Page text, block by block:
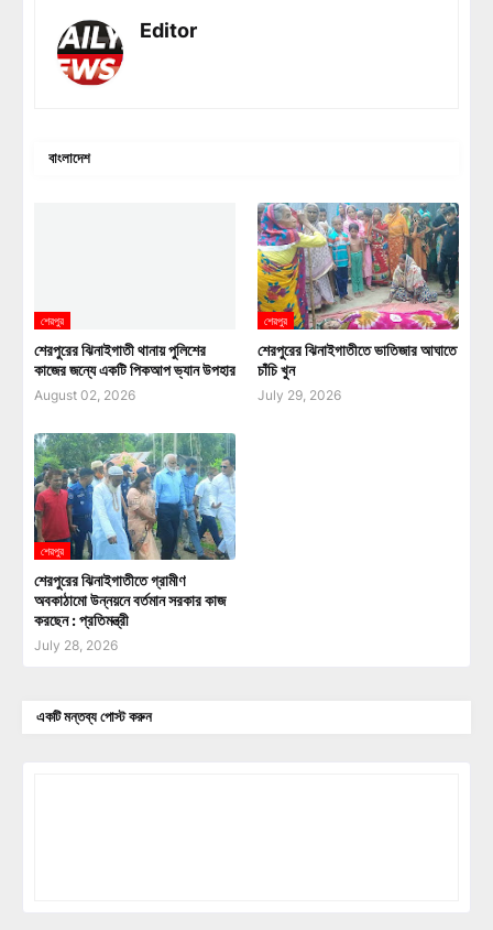
Editor
বাংলাদেশ
শেরপুর
শেরপুরের ঝিনাইগাতী থানায় পুলিশের
কাজের জন্যে একটি পিকআপ ভ্যান উপহার
August 02, 2026
শেরপুর
শেরপুরের ঝিনাইগাতীতে ভাতিজার আঘাতে
চাঁচি খুন
July 29, 2026
শেরপুর
শেরপুরের ঝিনাইগাতীতে গ্রামীণ
অবকাঠামো উন্নয়নে বর্তমান সরকার কাজ
করছেন : প্রতিমন্ত্রী
July 28, 2026
একটি মন্তব্য পোস্ট করুন